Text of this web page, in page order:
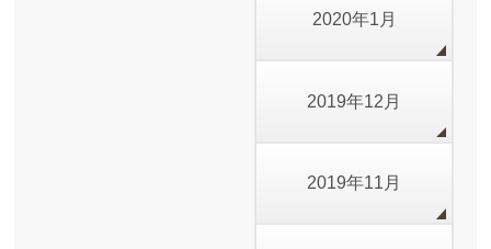
2020年1月
2019年12月
2019年11月